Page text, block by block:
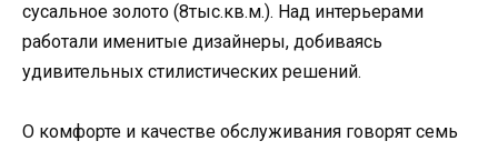
сусальное золото (8тыс.кв.м.). Над интерьерами
работали именитые дизайнеры, добиваясь
удивительных стилистических решений.
О комфорте и качестве обслуживания говорят семь